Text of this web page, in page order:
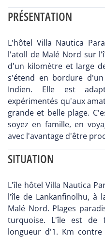
PRÉSENTATION
L'hôtel Villa Nautica
l'atoll de Malé Nord sur
d'un kilomètre et large
s'étend en bordure
Indien. Elle est
expérimentés qu'aux
grande et belle plage.
soyez en famille, en
avec l'avantage d'être
SITUATION
L'île hôtel Villa Nautica
l'île de Lankanfinolhu, à
Malé Nord. Plages
turquoise. L'île est de
longueur d'1. Km